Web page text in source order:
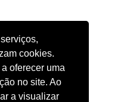
cookies.
oferecer uma
no site. Ao
a visualizar